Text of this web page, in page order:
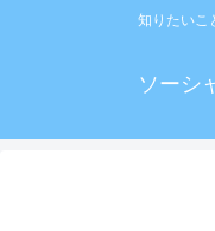
知りたいこ
ソーシ